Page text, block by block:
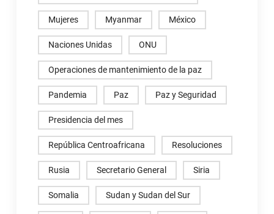
Mujeres Myanmar México
Naciones Unidas ONU
Operaciones de mantenimiento de la paz
Pandemia Paz Paz y Seguridad
Presidencia del mes
República Centroafricana Resoluciones
Rusia Secretario General Siria
Somalia Sudan y Sudan del Sur